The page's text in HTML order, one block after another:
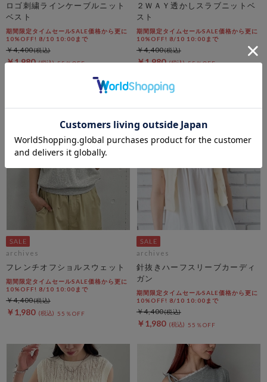
ロゴ刺繍ラインケーブルニット
ベスト
期間限定タイムセールSALE価格から更に
10%OFF! 8/10 10:00まで
￥1,980 55％OFF
￥4,400
２ＷＡＹ透かしスラブニットベ
スト
期間限定タイムセールSALE価格から更に
10%OFF! 8/10 10:00まで
￥1,980 55％OFF
￥4,400
archives
フレンチオフショルスウェット
期間限定タイムセールSALE価格から更に
10%OFF! 8/10 10:00まで
￥1,980 55％OFF
￥4,400
archives
針抜きハーフスリーブカーディ
ガン
期間限定タイムセールSALE価格から更に
10%OFF! 8/10 10:00まで
￥1,980 55％OFF
￥4,400